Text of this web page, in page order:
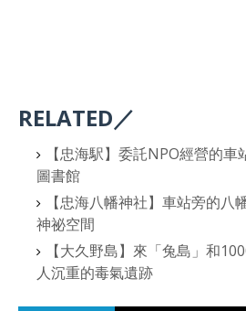
RELATED／
【忠海駅】委託NPO經營的
圖書館
【忠海八幡神社】車站旁的
神祕空間
【大久野島】來「兔島」和
人沉重的毒氣遺跡